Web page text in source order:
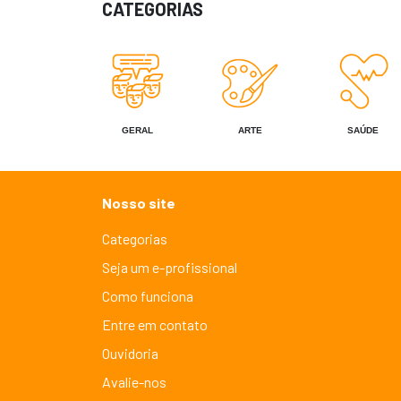
CATEGORIAS
GERAL ARTE SAÚDE
Nosso site
Categorias
Seja um e-profissional
Como funciona
Entre em contato
Ouvidoria
Avalie-nos